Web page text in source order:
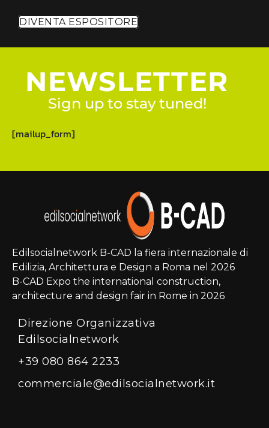
DIVENTA ESPOSITORE
NEWSLETTER
Sign up to stay tuned!
[mailup_form]
Edilsocialnetwork B-CAD la fiera internazionale di
Edilizia, Architettura e Design a Roma nel 2026
B-CAD Expo the international construction,
architecture and design fair in Rome in 2026
Direzione Organizzativa
Edilsocialnetwork
+39 080 864 2233
commerciale@edilsocialnetwork.it